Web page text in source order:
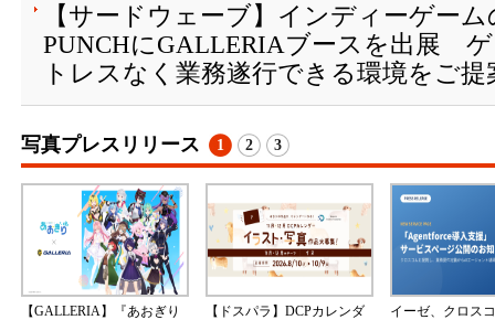
【サードウェーブ】インディーゲーム
PUNCHにGALLERIAブースを出展
トレスなく業務遂行できる環境をご提
写真プレスリリース 1 2 3
【GALLERIA】『あおぎり
【ドスパラ】DCPカレンダ
イーゼ、クロス